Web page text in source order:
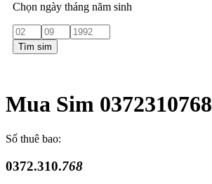
Chọn ngày tháng năm sinh
Tìm sim
Mua Sim 0372310768
Số thuê bao:
0372.310.768